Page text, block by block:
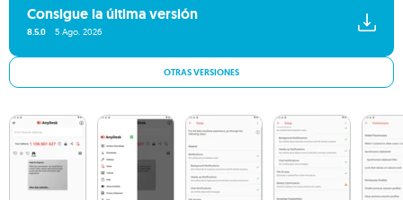
Consigue la última versión
8.5.0 5 Ago. 2026
OTRAS VERSIONES